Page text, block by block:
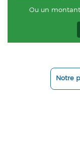
Ou un
Notre